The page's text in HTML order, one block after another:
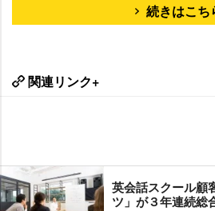
続きはこち
関連リンク+
英会話スクール
ツ」が３年連続総